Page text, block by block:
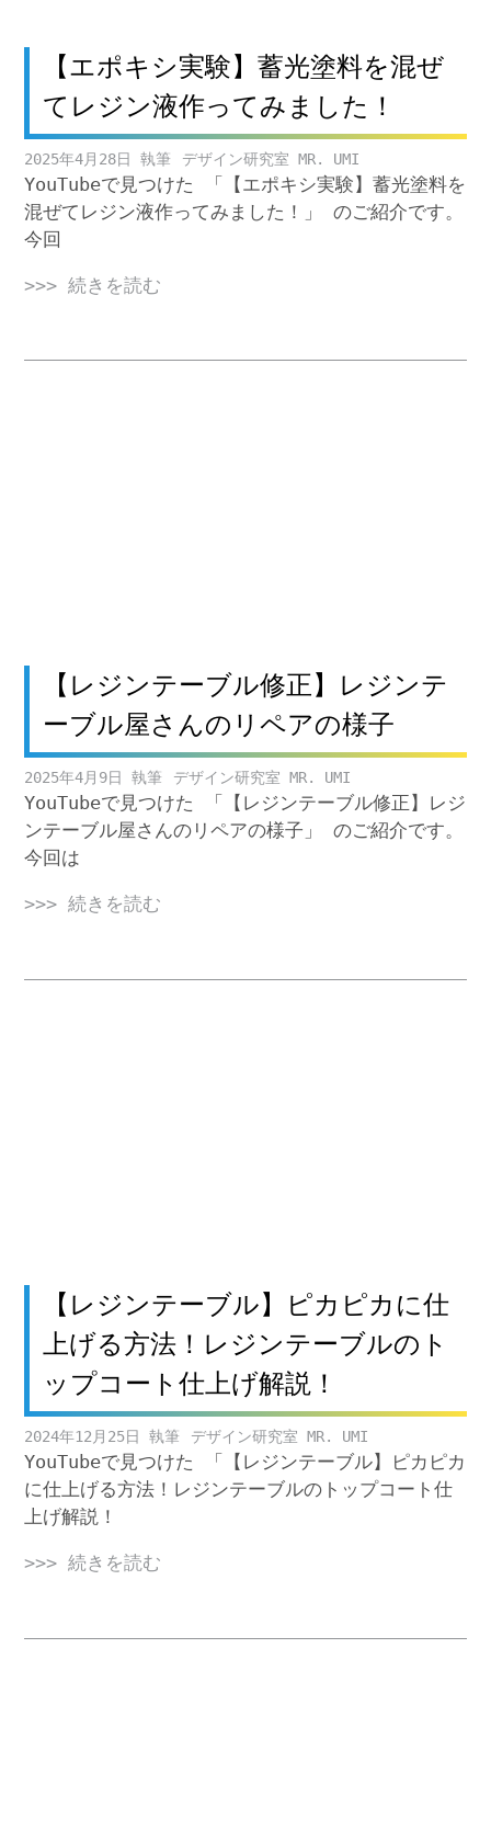
【エポキシ実験】蓄光塗料を混ぜ
てレジン液作ってみました！
2025年4月28日 デザイン研究室 MR. UMI
YouTubeで見つけた 「【エポキシ実験】蓄光塗料を
混ぜてレジン液作ってみました！」 のご紹介です。
今回
>>> 続きを読む
【レジンテーブル修正】レジンテ
ーブル屋さんのリペアの様子
2025年4月9日 デザイン研究室 MR. UMI
YouTubeで見つけた 「【レジンテーブル修正】レジ
ンテーブル屋さんのリペアの様子」 のご紹介です。
今回は
>>> 続きを読む
【レジンテーブル】ピカピカに仕
上げる方法！レジンテーブルのト
ップコート仕上げ解説！
2024年12月25日 デザイン研究室 MR. UMI
YouTubeで見つけた 「【レジンテーブル】ピカピカ
に仕上げる方法！レジンテーブルのトップコート仕
上げ解説！
>>> 続きを読む